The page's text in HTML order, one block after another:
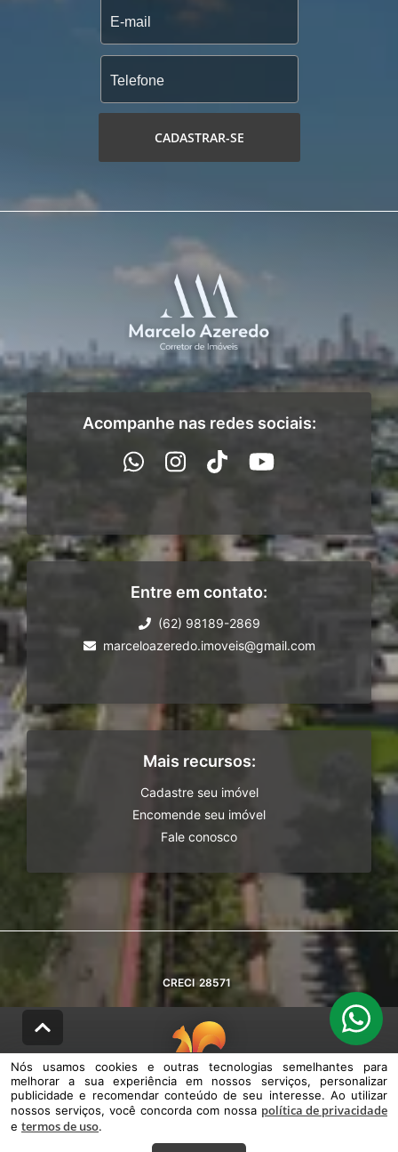
CADASTRAR-SE
Acompanhe nas redes sociais:
Entre em contato:
(62) 98189-2869
marceloazeredo.imoveis@gmail.com
Mais recursos:
Cadastre seu imóvel
Encomende seu imóvel
Fale conosco
CRECI 28571
© DESENVOLVIDO PELAAGIL.NET
Nós usamos cookies e outras tecnologias semelhantes para melhorar a
sua experiência em nossos serviços, personalizar publicidade e
Nós usamos cookies e outras tecnologias semelhantes para
melhorar a sua experiência em nossos serviços, personalizar
publicidade e recomendar conteúdo de seu interesse. Ao utilizar
nossos serviços, você concorda com nossa política de privacidade
e termos de uso.